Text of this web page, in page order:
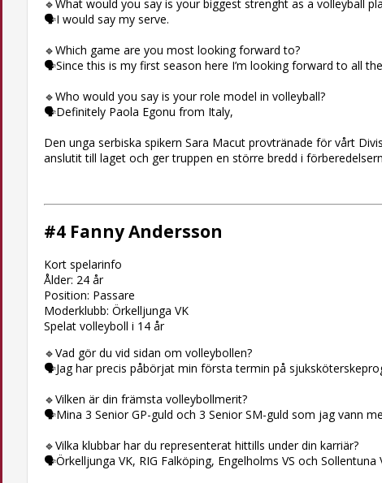
🔹What would you say is your biggest strenght as a volleyball
🗣I would say my serve.
🔹Which game are you most looking forward to?
🗣Since this is my first season here I’m looking forward to all
🔹Who would you say is your role model in volleyball?
🗣Definitely Paola Egonu from Italy,
Den unga serbiska spikern Sara Macut provtränade för vårt
anslutit till laget och ger truppen en större bredd i
#4 Fanny Andersson
Kort spelarinfo
Ålder: 24 år
Position: Passare
Moderklubb: Örkelljunga VK
Spelat volleyboll i 14 år
🔹Vad gör du vid sidan om volleybollen?
🗣Jag har precis påbörjat min första termin på
🔹Vilken är din främsta volleybollmerit?
🗣Mina 3 Senior GP-guld och 3 Senior SM-guld som jag vann
🔹Vilka klubbar har du representerat hittills under din karriär?
🗣Örkelljunga VK, RIG Falköping, Engelholms VS och Sollentuna